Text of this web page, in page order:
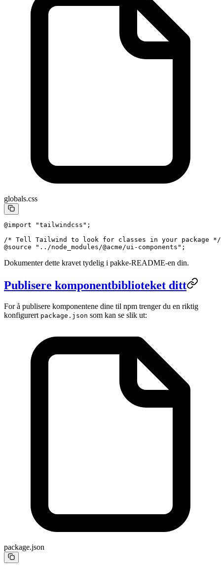
globals.css
@import "tailwindcss" ;
/* Tell Tailwind to look for classes in your package */
@source "../node_modules/@acme/ui-components";
Dokumenter dette kravet tydelig i pakke-README-en din.
Publisere komponentbiblioteket ditt
For å publisere komponentene dine til npm trenger du en riktig
konfigurert package.json som kan se slik ut:
package.json